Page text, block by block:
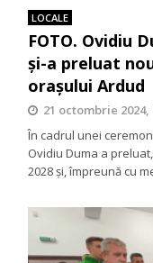
LOCALE
FOTO. Ovidiu
și-a preluat
orașului Ardud
21 octombrie 2024,
În cadrul unei
Ovidiu Duma a
2028 și, împreună cu